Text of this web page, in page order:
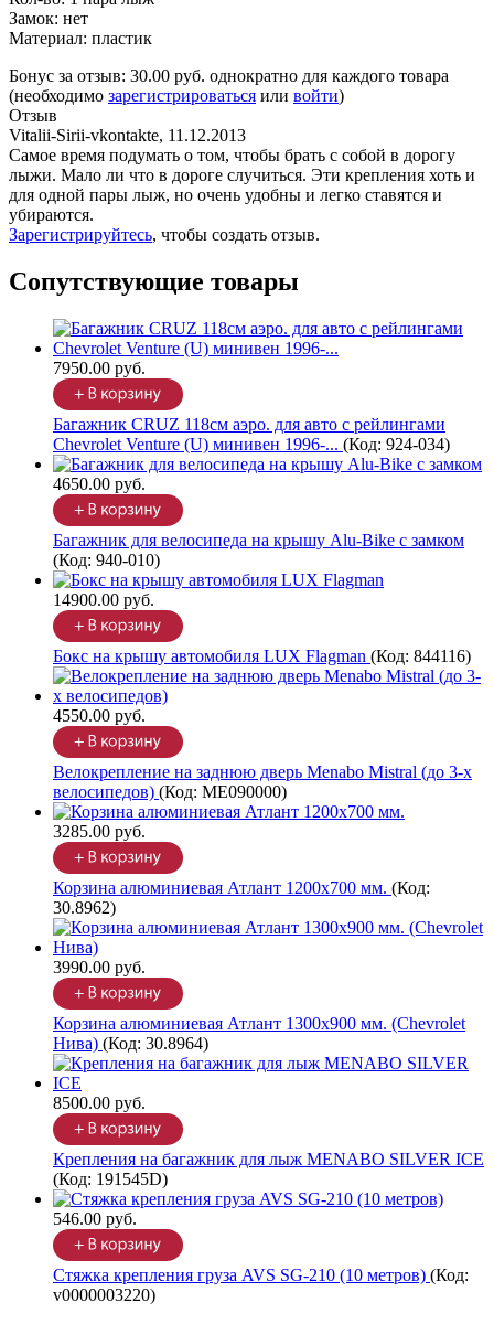
Замок: нет
Материал: пластик
Бонус за отзыв: 30.00 руб. однократно для каждого товара
(необходимо зарегистрироваться или войти)
Отзыв
Vitalii-Sirii-vkontakte, 11.12.2013
Самое время подумать о том, чтобы брать с собой в дорогу
лыжи. Мало ли что в дороге случиться. Эти крепления хоть и
для одной пары лыж, но очень удобны и легко ставятся и
убираются.
Зарегистрируйтесь, чтобы создать отзыв.
Сопутствующие товары
7950.00 руб.
Багажник CRUZ 118см аэро. для авто с рейлингами
Chevrolet Venture (U) минивен 1996-... (Код: 924-034)
4650.00 руб.
Багажник для велосипеда на крышу Alu-Bike с замком
(Код: 940-010)
14900.00 руб.
Бокс на крышу автомобиля LUX Flagman (Код: 844116)
4550.00 руб.
Велокрепление на заднюю дверь Menabo Mistral (до 3-х
велосипедов) (Код: ME090000)
3285.00 руб.
Корзина алюминиевая Атлант 1200х700 мм. (Код:
30.8962)
3990.00 руб.
Корзина алюминиевая Атлант 1300х900 мм. (Chevrolet
Нива) (Код: 30.8964)
8500.00 руб.
Крепления на багажник для лыж MENABO SILVER ICE
(Код: 191545D)
546.00 руб.
Стяжка крепления груза AVS SG-210 (10 метров) (Код:
v0000003220)